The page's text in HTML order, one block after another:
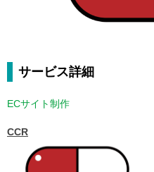
サービス詳細
ECサイト制作
CCR